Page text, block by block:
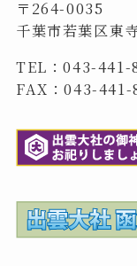
〒264-0035
千葉市若葉区東
TEL：043-441-
FAX：043-441-